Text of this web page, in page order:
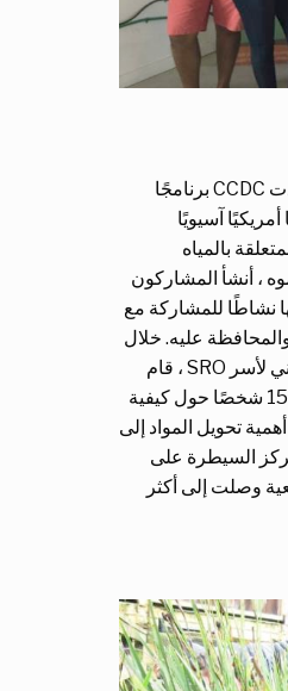
من خلال المنحة التعليمية للمشروع ، عقدت CCDC برنامجًا
شارك فيه أكثر من 20 شابًا أمريكيًا آسيويًا
بالمياه
، أنشأ المشاركون
نشاطًا للمشاركة مع
عليه. خلال
إحدى الفعاليات ، يوم المرح العائلي التعاوني لأسر SRO ، قام
المشاركون في البرنامج بتعليم أكثر من 150 شخصًا حول كيفية
تحويل المواد إلى
السيطرة على
وصلت إلى أكثر